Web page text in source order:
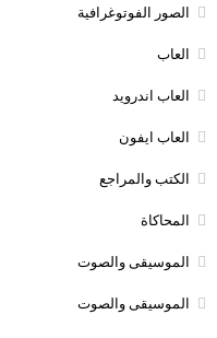
الصور الفوتوغرافية
العاب
العاب اندرويد
العاب ايفون
الكتب والمراجع
المحاكاة
الموسيقى والصوت
الموسيقى والصوت